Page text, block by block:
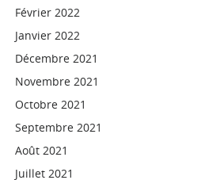
Février 2022
Janvier 2022
Décembre 2021
Novembre 2021
Octobre 2021
Septembre 2021
Août 2021
Juillet 2021